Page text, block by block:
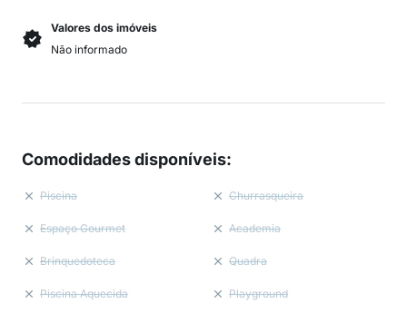
Valores dos imóveis
Não informado
Comodidades disponíveis:
Piscina Churrasqueira
Espaço Gourmet Academia
Brinquedoteca Quadra
Piscina Aquecida Playground